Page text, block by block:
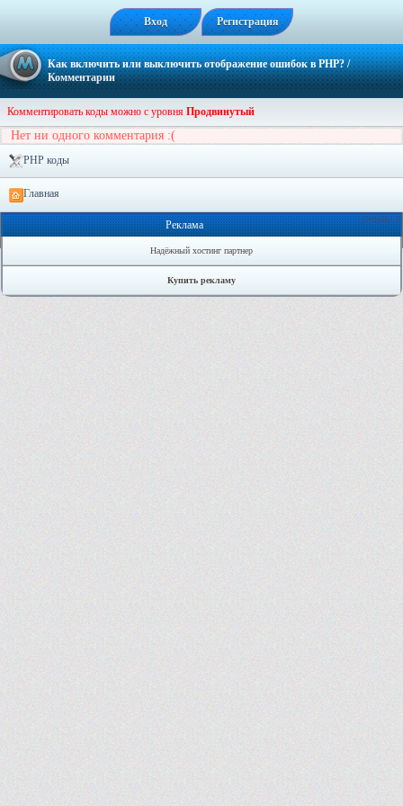
Вход Регистрация
Как включить или выключить отображение ошибок в PHP?/
Комментарии
Комментировать коды можно с уровня Продвинутый
Нет ни одного комментария :(
PHP коды
Главная
Онлайн: 2
Реклама
Надёжный хостинг партнер
Купить рекламу